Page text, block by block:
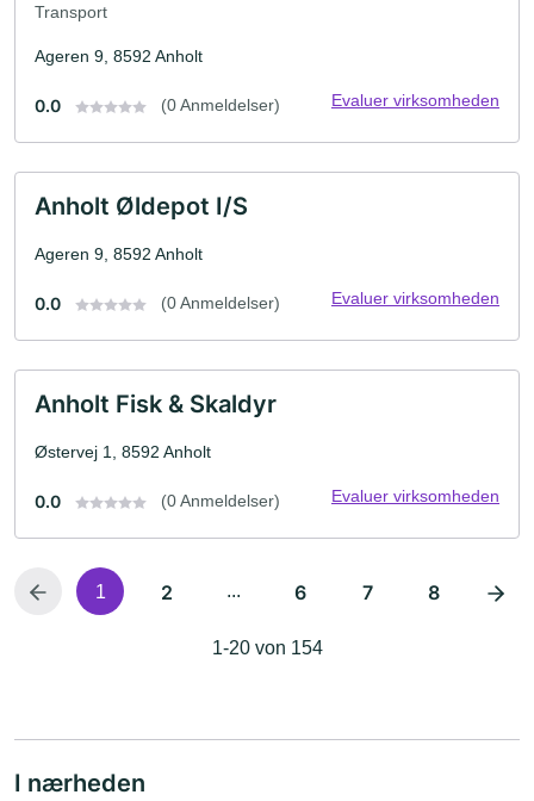
Transport
Ageren 9, 8592 Anholt
0.0 (0 Anmeldelser) Evaluer virksomheden
Anholt Øldepot I/S
Ageren 9, 8592 Anholt
0.0 (0 Anmeldelser) Evaluer virksomheden
Anholt Fisk & Skaldyr
Østervej 1, 8592 Anholt
0.0 (0 Anmeldelser) Evaluer virksomheden
1 2 ... 6 7 8
1-20 von 154
I nærheden